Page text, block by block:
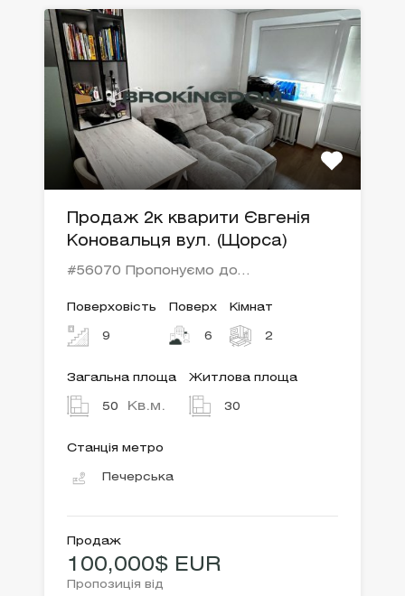
Продаж 2к кварити Євгенія
Коновальця вул. (Щорса)
#56070 Пропонуємо до…
Поверховість
9
Поверх
6
Кімнат
2
Загальна площа
50 Кв.м.
Житлова площа
30
Станція метро
Печерська
Продаж
100,000$ EUR
Пропозиція від